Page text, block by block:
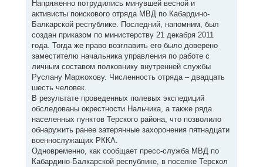
Напряженно потрудились минувшей весной и
активисты поискового отряда МВД по Кабардино-
Балкарской республике. Последний, напомним, был
создан приказом по министерству 21 декабря 2011
года. Тогда же право возглавить его было доверено
заместителю начальника управления по работе с
личным составом полковнику внутренней службы
Руслану Маржохову. Численность отряда – двадцать
шесть человек.
В результате проведенных полевых экспедиций
обследованы окрестности Нальчика, а также ряда
населенных пунктов Терского района, что позволило
обнаружить ранее затерянные захоронения пятнадцати
военнослужащих РККА.
Одновременно, как сообщает пресс-служба МВД по
Кабардино-Балкарской республике, в поселке Терскол